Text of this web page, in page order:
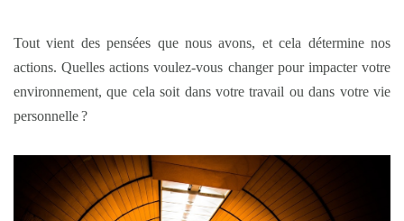
Tout vient des pensées que nous avons, et cela détermine nos
actions. Quelles actions voulez-vous changer pour impacter votre
environnement, que cela soit dans votre travail ou dans votre vie
personnelle ?